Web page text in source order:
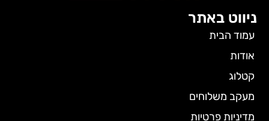
ניווט באתר
עמוד הבית
אודות
קטלוג
מעקב משלוחים
מדיניות פרטיות